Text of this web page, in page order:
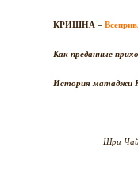
КРИШНА –
Как преданные
История матаджи
Шри